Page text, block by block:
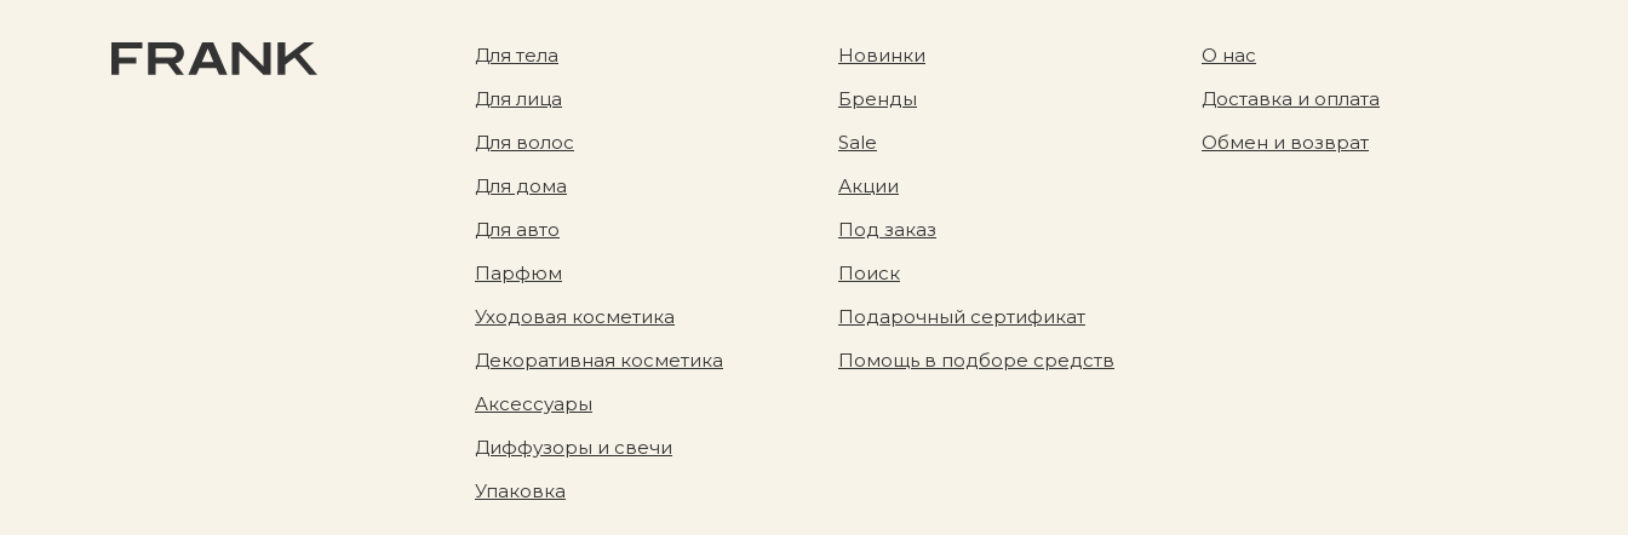
Для тела
Для лица
Для волос
Для дома
Для авто
Парфюм
Уходовая косметика
Аксессуары
Упаковка
Новинки
Бренды
Sale
Акции
Под заказ
Поиск
Подарочный сертификат
Помощь в подборе средств
О нас
Доставка и оплата
Обмен и возврат
Диффузоры и свечи
Декоративная косметика